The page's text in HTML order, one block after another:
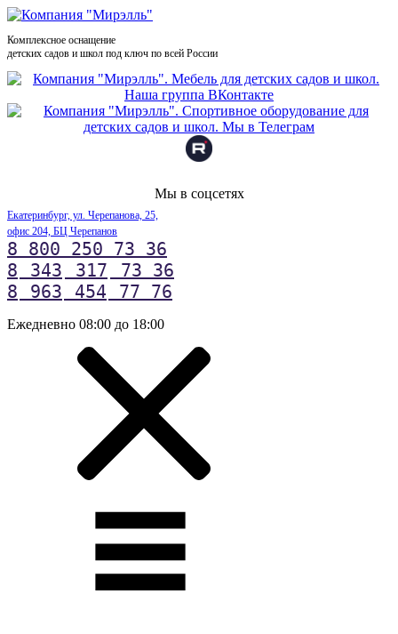
Комплексное оснащение
детских садов и школ под ключ по всей России
Мы в соцсетях
Екатеринбург, ул. Черепанова, 25,
офис 204, БЦ Черепанов
8 800 250 73 36
8
343 317
73 36
8
963 454 77 76
Ежедневно 08:00 до 18:00